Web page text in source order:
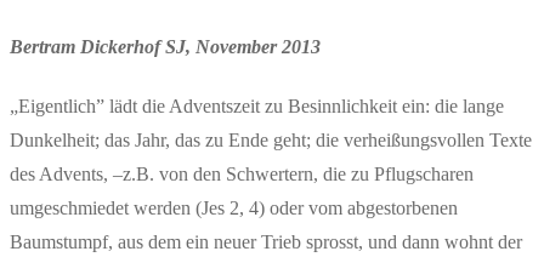
Bertram Dickerhof SJ, November 2013
„Eigentlich” lädt die Adventszeit zu Besinnlichkeit ein: die lange
Dunkelheit; das Jahr, das zu Ende geht; die verheißungsvollen Texte
des Advents, –z.B. von den Schwertern, die zu Pflugscharen
umgeschmiedet werden (Jes 2, 4) oder vom abgestorbenen
Baumstumpf, aus dem ein neuer Trieb sprosst, und dann wohnt der